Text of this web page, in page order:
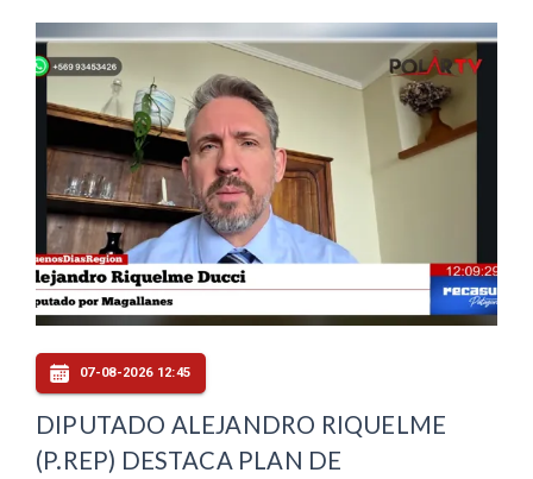
07-08-2026 12:45
DIPUTADO ALEJANDRO RIQUELME
(P.REP) DESTACA PLAN DE